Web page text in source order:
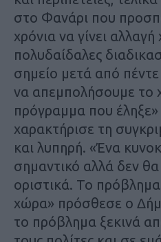
στο Φανάρι που
χρόνια να γίνει
πολυδαίδαλες
σημείο μετά από
να απεμπολήσουμε το
πρόγραμμα που έληξε»
χαρακτήρισε τη
και λυπηρή. «Ένα
σημαντικό αλλά δεν
οριστικά. Το
χώρα» πρόσθεσε ο
το πρόβλημα ξεκινά